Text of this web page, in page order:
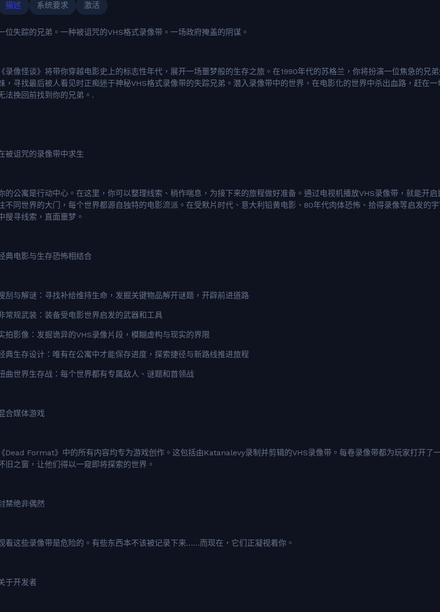
描述 系统要求 激活
位失踪的兄弟。一种被诅咒的VHS格式录像带。一场政府掩盖的阴谋。
录像怪谈》将带你穿越电影史上的标志性年代，展开一场噩梦般的生存之旅。在1990年代的苏格兰，你将扮演一位焦急的兄
，寻找最后被人看见时正痴迷于神秘VHS格式录像带的失踪兄弟。潜入录像带中的世界，在电影化的世界中杀出血路，赶在一
法挽回前找到你的兄弟。.
被诅咒的录像带中求生
的公寓是行动中心。在这里，你可以整理线索、稍作喘息，为接下来的旅程做好准备。通过电视机播放VHS录像带，就能开启
不同世界的大门，每个世界都源自独特的电影流派。在受默片时代、意大利铅黄电影、80年代肉体恐怖、拾得录像等启发的
搜寻线索，直面噩梦。
典电影与生存恐怖相结合
刮与解谜：寻找补给维持生命，发掘关键物品解开谜题，开辟前进道路
常规武装：装备受电影世界启发的武器和工具
拍影像：发掘诡异的VHS录像片段，模糊虚构与现实的界限
典生存设计：唯有在公寓中才能保存进度，探索捷径与新路线推进旅程
曲世界生存战：每个世界都有专属敌人、谜题和首领战
合媒体游戏
Dead Format》中的所有内容均专为游戏创作。这包括由Katanalevy录制并剪辑的VHS录像带。每卷录像带都为玩家打开了
旧之窗，让他们得以一窥即将探索的世界。
禁绝非偶然
看这些录像带是危险的。有些东西本不该被记录下来……而现在，它们正凝视着你。
于开发者